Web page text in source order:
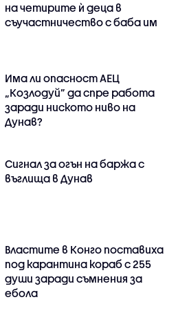
на четирите ѝ деца в
съучастничество с баба им
Има ли опасност АЕЦ
„Козлодуй” да спре работа
заради ниското ниво на
Дунав?
Сигнал за огън на баржа с
въглища в Дунав
Властите в Конго поставиха
под карантина кораб с 255
души заради съмнения за
ебола